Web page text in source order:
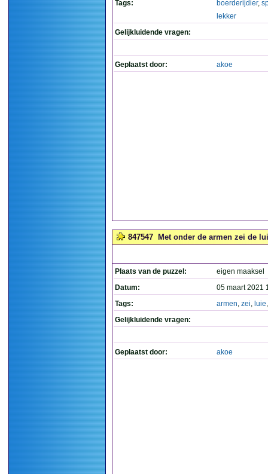
Tags:
boerderijdier,
lekker
Gelijkluidende vragen:
Geplaatst door: akoe
847547 Met onder de armen zei de
Plaats van de puzzel:
eigen maaksel
Datum:
05 maart 2021
Tags:
armen, zei, luie
Gelijkluidende vragen:
Geplaatst door: akoe